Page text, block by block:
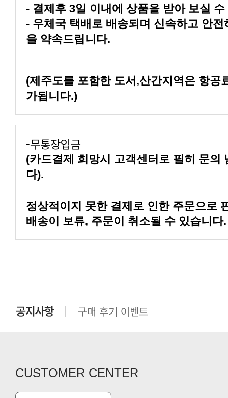
- 결제후 3일 이내에 상품을 받아 보실
을 약속드립니다.
가됩니다.)
-무통장입금
다).
배송이 보류, 주문이 취소될 수 있습니다.
클린 공장명 변경
CUSTOMER CENTER